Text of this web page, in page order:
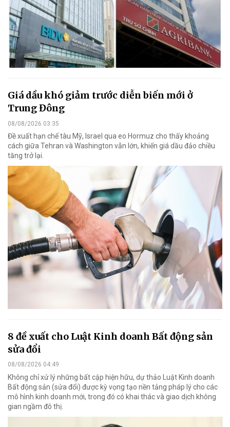
Giá dầu khó giảm trước diễn biến mới ở
Trung Đông
08/08/2026 03:35
Đề xuất hạn chế tàu Mỹ, Israel qua eo Hormuz cho thấy khoảng
cách giữa Tehran và Washington vẫn lớn, khiến giá dầu đảo chiều
tăng trở lại.
8 đề xuất cho Luật Kinh doanh Bất động sản
sửa đổi
08/08/2026 04:49
Không chỉ xử lý những bất cập hiện hữu, dự thảo Luật Kinh doanh
Bất động sản (sửa đổi) được kỳ vọng tạo nền tảng pháp lý cho các
mô hình kinh doanh mới, trong đó có khai thác và giao dịch không
gian ngầm đô thị.